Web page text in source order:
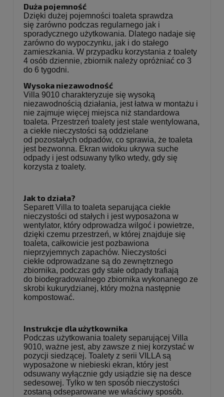
Duża pojemność
Dzięki dużej pojemności toaleta sprawdza
się zarówno podczas regularnego jak i
sporadycznego użytkowania. Dlatego nadaje się
zarówno do wypoczynku, jak i do stałego
zamieszkania. W przypadku korzystania z toalety
4 osób dziennie, zbiornik należy opróżniać co 3
do 6 tygodni.
Wysoka niezawodność
Villa 9010 charakteryzuje się wysoką
niezawodnością działania, jest łatwa w montażu i
nie zajmuje więcej miejsca niż standardowa
toaleta. Przestrzeń toalety jest stale wentylowana,
a ciekłe nieczystości są oddzielane
od pozostałych odpadów, co sprawia, że toaleta
jest bezwonna. Ekran widoku ukrywa suche
odpady i jest odsuwany tylko wtedy, gdy się
korzysta z toalety.
Jak to działa?
Separett Villa to toaleta separująca ciekłe
nieczystości od stałych i jest wyposażona w
wentylator, który odprowadza wilgoć i powietrze,
dzięki czemu przestrzeń, w której znajduje się
toaleta, całkowicie jest pozbawiona
nieprzyjemnych zapachów. Nieczystości
ciekłe odprowadzane są do zewnętrznego
zbiornika, podczas gdy stałe odpady trafiają
do biodegradowalnego zbiornika wykonanego ze
skrobi kukurydzianej, który można następnie
kompostować.
Instrukcje dla użytkownika
Podczas użytkowania toalety separującej Villa
9010, ważne jest, aby zawsze z niej korzystać w
pozycji siedzącej. Toalety z serii VILLA są
wyposażone w niebieski ekran, który jest
odsuwany wyłącznie gdy usiądzie się na desce
sedesowej. Tylko w ten sposób nieczystości
zostaną odseparowane we właściwy sposób.